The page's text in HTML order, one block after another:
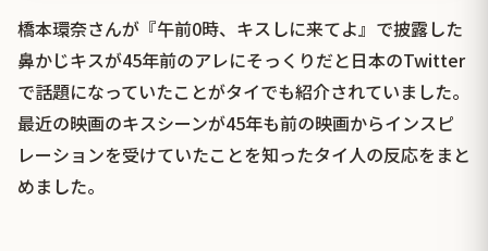
橋本環奈さんが『午前0時、キスしに来てよ』で披露した
鼻かじキスが45年前のアレにそっくりだと日本のTwitter
で話題になっていたことがタイでも紹介されていました。
最近の映画のキスシーンが45年も前の映画からインスピ
レーションを受けていたことを知ったタイ人の反応をまと
めました。